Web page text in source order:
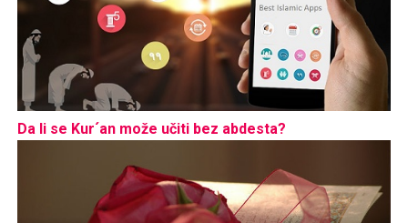
Da li se Kur´an može učiti bez abdesta?